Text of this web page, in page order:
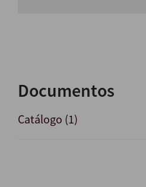
Documentos
Catálogo (1)